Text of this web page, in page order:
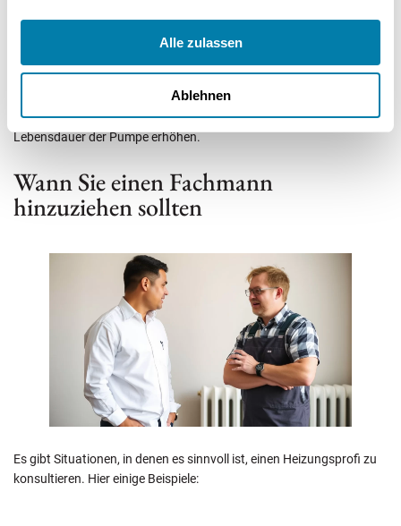
Alle zulassen
Ablehnen
sicherzustellen.
Diese Maßnahmen verbessern die Heizleistung und reduzieren
störende Geräusche. Das Senken der Drehzahl behebt viele
Geräusche der Umwälzpumpe und kann die Effizienz und
Lebensdauer der Pumpe erhöhen.
Wann Sie einen Fachmann
hinzuziehen sollten
Es gibt Situationen, in denen es sinnvoll ist, einen Heizungsprofi zu
konsultieren. Hier einige Beispiele: